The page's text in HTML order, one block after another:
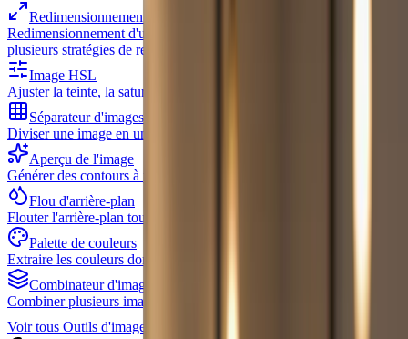
Redimensionnement d'image
Redimensionnement d'une image unique ou d'un lot d'images avec
plusieurs stratégies de redimensionnement
Image HSL
Ajuster la teinte, la saturation et la luminosité
Séparateur d'images
Diviser une image en une grille
Aperçu de l'image
Générer des contours à partir d'images
Flou d'arrière-plan
Flouter l'arrière-plan tout en gardant le sujet clair
Palette de couleurs
Extraire les couleurs dominantes des images
Combinateur d'images
Combiner plusieurs images côte à côte ou empilées
Voir tous Outils d'image